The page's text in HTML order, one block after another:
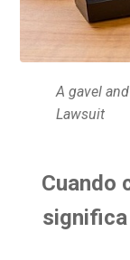
A gavel
Lawsuit
Cuando
significa